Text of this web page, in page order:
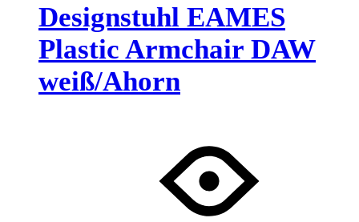
Designstuhl EAMES
Plastic Armchair DAW
weiß/Ahorn